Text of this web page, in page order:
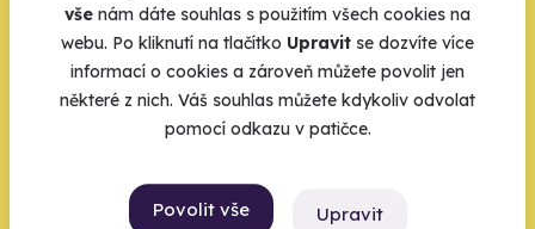
vše nám dáte souhlas s použitím všech cookies na
webu. Po kliknutí na tlačítko Upravit se dozvíte více
informací o cookies a zároveň můžete povolit jen
některé z nich. Váš souhlas můžete kdykoliv odvolat
pomocí odkazu v patičce.
Povolit vše Upravit
Zbývá jeden krok,
zbytek zařídíme my
Váš e-mail je vstupenka do světa, kde se žije naplno. Pojďte